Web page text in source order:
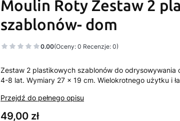
Moulin Roty Zestaw 2
szablonów- dom
0.00(Oceny: 0 Recenzje: 0)
Zestaw 2 plastikowych szablonów do
4-8 lat. Wymiary 27 x 19 cm. Wielokrotnego użytku i
Przejdź do pełnego opisu
Cena
49,00 zł